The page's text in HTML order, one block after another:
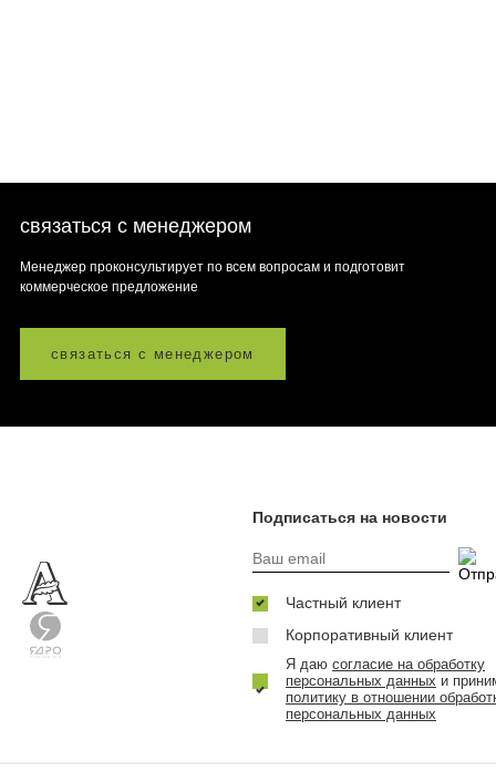
связаться с менеджером
Менеджер проконсультирует по всем вопросам и подготовит
коммерческое предложение
связаться с менеджером
Подписаться на новости
Частный клиент
Корпоративный клиент
Я даю согласие на обработку
персональных данных и
политику в отношении
персональных данных